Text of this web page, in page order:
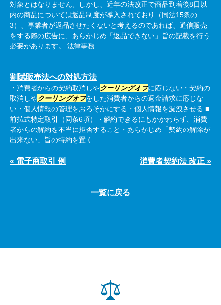
対象とはなりません。しかし、近年の法改正で商品到着後8日以
内の商品については返品制度が導入されており（同法15条の
3）、事業者が返品させたくないと考えるのであれば、通信販売
をする際の広告に、あらかじめ「返品できない」旨の記載を行う
必要があります。 法律事務...
割賦販売法への対処方法
・消費者からの契約取消しやクーリングオフに応じない・契約の
取消しやクーリングオフをした消費者からの返金請求に応じな
い・個人情報の管理をおろそかにする・個人情報を漏洩させる ■
前払式特定取引（同条6項）・解約できるにもかかわらず、消費
者からの解約を不当に拒否すること・あらかじめ「契約の解除が
出来ない」旨の特約を置く...
« 電子商取引 例 消費者契約法 改正 »
一覧に戻る